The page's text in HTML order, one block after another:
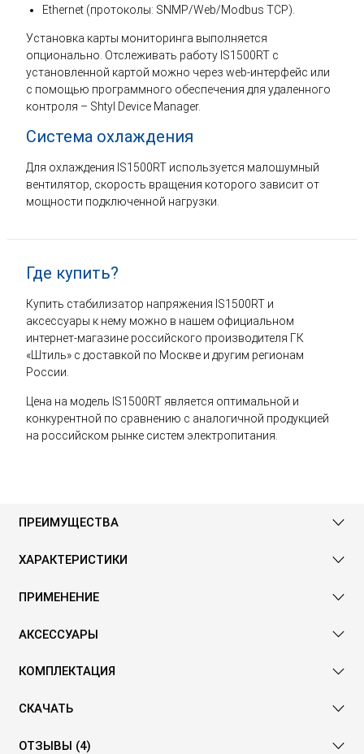
Ethernet (протоколы: SNMP/Web/Modbus TCP).
Установка карты мониторинга выполняется
опционально. Отслеживать работу IS1500RT с
установленной картой можно через web-интерфейс или
с помощью программного обеспечения для удаленного
контроля – Shtyl Device Manager.
Система охлаждения
Для охлаждения IS1500RT используется малошумный
вентилятор, скорость вращения которого зависит от
мощности подключенной нагрузки.
Где купить?
Купить стабилизатор напряжения IS1500RT и
аксессуары к нему можно в нашем официальном
интернет-магазине российского производителя ГК
«Штиль» с доставкой по Москве и другим регионам
России.
Цена на модель IS1500RT является оптимальной и
конкурентной по сравнению с аналогичной продукцией
на российском рынке систем электропитания.
ПРЕИМУЩЕСТВА
ХАРАКТЕРИСТИКИ
ПРИМЕНЕНИЕ
АКСЕССУАРЫ
КОМПЛЕКТАЦИЯ
СКАЧАТЬ
ОТЗЫВЫ (4)